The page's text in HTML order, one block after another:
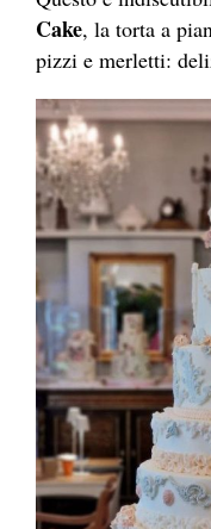
Cake, la torta a
pizzi e merletti: